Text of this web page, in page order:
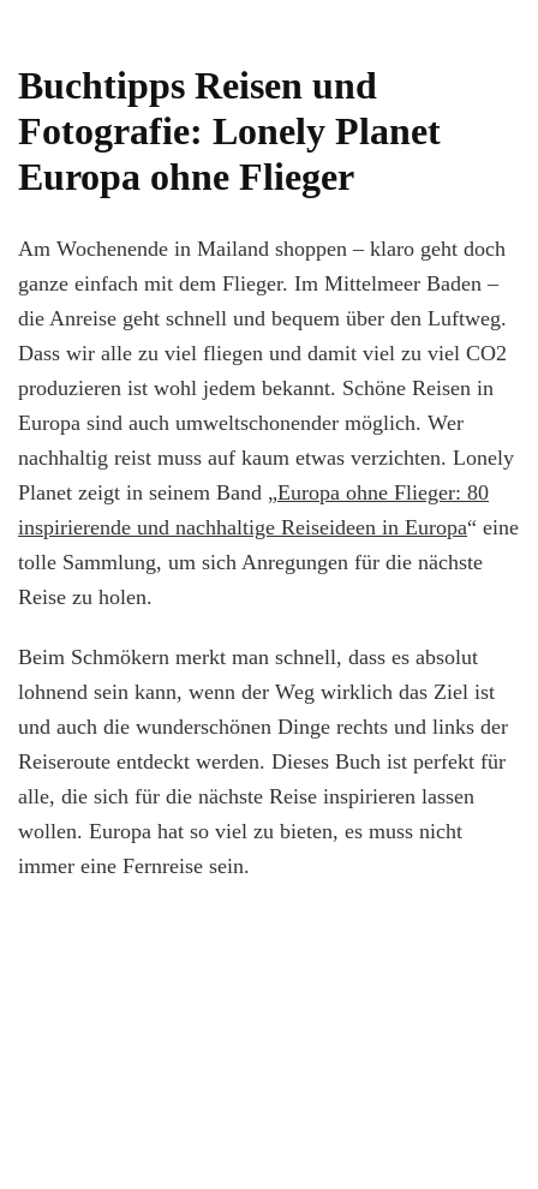
Buchtipps Reisen und
Fotografie: Lonely Planet
Europa ohne Flieger
Am Wochenende in Mailand shoppen – klaro geht doch
ganze einfach mit dem Flieger. Im Mittelmeer Baden –
die Anreise geht schnell und bequem über den Luftweg.
Dass wir alle zu viel fliegen und damit viel zu viel CO2
produzieren ist wohl jedem bekannt. Schöne Reisen in
Europa sind auch umweltschonender möglich. Wer
nachhaltig reist muss auf kaum etwas verzichten. Lonely
Planet zeigt in seinem Band „Europa ohne Flieger: 80
inspirierende und nachhaltige Reiseideen in Europa“ eine
tolle Sammlung, um sich Anregungen für die nächste
Reise zu holen.
Beim Schmökern merkt man schnell, dass es absolut
lohnend sein kann, wenn der Weg wirklich das Ziel ist
und auch die wunderschönen Dinge rechts und links der
Reiseroute entdeckt werden. Dieses Buch ist perfekt für
alle, die sich für die nächste Reise inspirieren lassen
wollen. Europa hat so viel zu bieten, es muss nicht
immer eine Fernreise sein.